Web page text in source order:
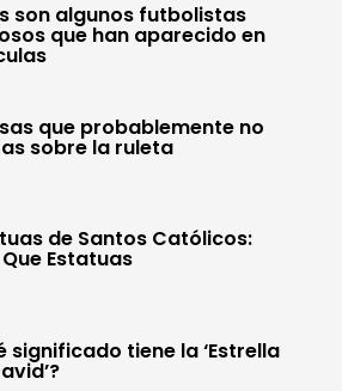
son algunos futbolistas
que han aparecido en
que probablemente no
sobre la ruleta
de Santos Católicos:
Estatuas
significado tiene la ‘Estrella